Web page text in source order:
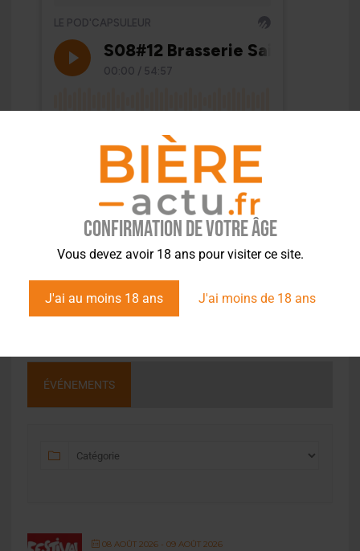
Confirmation de votre âge
Vous devez avoir 18 ans pour visiter ce site.
J'ai au moins 18 ans J'ai moins de 18 ans
ÉVÉNEMENTS
08 AOÛT 2026- 09 AOÛT 2026